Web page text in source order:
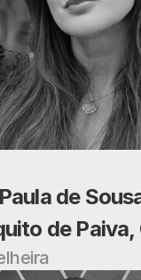
de
de Paiva,